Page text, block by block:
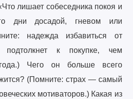
лишает собеседника покоя и
дни досадой, гневом или
надежда избавиться от
подтолкнет к покупке, чем
Чего он больше всего
(Помните: страх — самый
мотиваторов.) Какая из